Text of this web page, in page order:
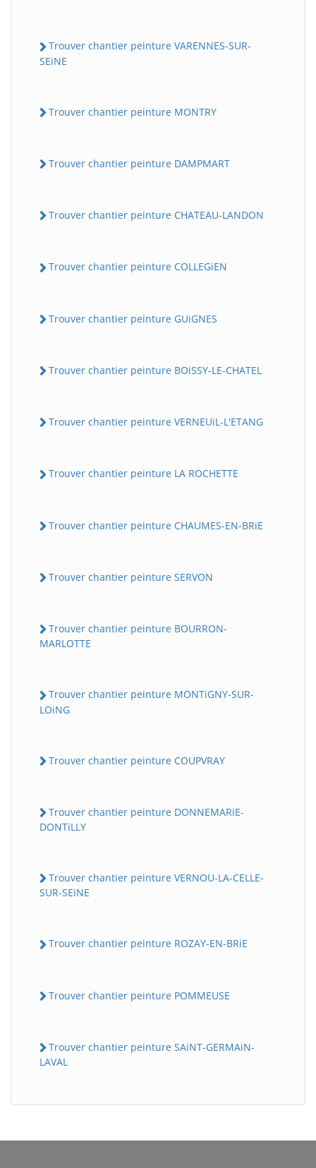
Trouver chantier peinture VARENNES-SUR-
SEiNE
Trouver chantier peinture MONTRY
Trouver chantier peinture DAMPMART
Trouver chantier peinture CHATEAU-LANDON
Trouver chantier peinture COLLEGiEN
Trouver chantier peinture GUiGNES
Trouver chantier peinture BOiSSY-LE-CHATEL
Trouver chantier peinture VERNEUiL-L'ETANG
Trouver chantier peinture LA ROCHETTE
Trouver chantier peinture CHAUMES-EN-BRiE
Trouver chantier peinture SERVON
Trouver chantier peinture BOURRON-
MARLOTTE
Trouver chantier peinture MONTiGNY-SUR-
LOiNG
Trouver chantier peinture COUPVRAY
Trouver chantier peinture DONNEMARiE-
DONTiLLY
Trouver chantier peinture VERNOU-LA-CELLE-
SUR-SEiNE
Trouver chantier peinture ROZAY-EN-BRiE
Trouver chantier peinture POMMEUSE
Trouver chantier peinture SAiNT-GERMAiN-
LAVAL
BatiWebPro